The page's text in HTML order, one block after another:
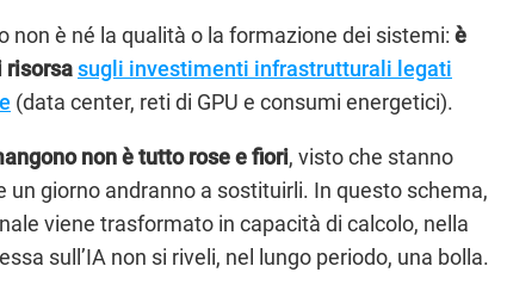
non è né la qualità o la formazione dei sistemi: è
risorsasugli investimenti infrastrutturali legati
(data center, reti di GPU e consumi energetici).
non è tutto rose e fiori, visto che stanno
un giorno andranno a sostituirli. In questo schema,
viene trasformato in capacità di calcolo, nella
sull’IA non si riveli, nel lungo periodo, una bolla.